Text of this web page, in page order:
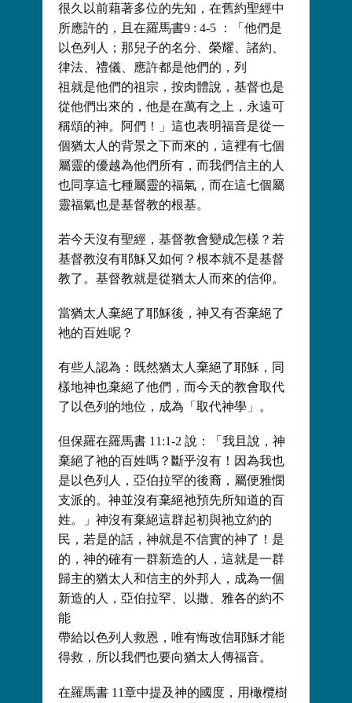
很久以前藉著多位的先知，在舊約聖經中
所應許的，且在羅馬書9 : 4-5 ：「他們是
以色列人；那兒子的名分、榮耀、諸約、
律法、禮儀、應許都是他們的，列
祖就是他們的祖宗，按肉體說，基督也是
從他們出來的，他是在萬有之上，永遠可
稱頌的神。阿們！」這也表明福音是從一
個猶太人的背景之下而來的，這裡有七個
屬靈的優越為他們所有，而我們信主的人
也同享這七種屬靈的福氣，而在這七個屬
靈福氣也是基督教的根基。
若今天沒有聖經，基督教會變成怎樣？若
基督教沒有耶穌又如何？根本就不是基督
教了。基督教就是從猶太人而來的信仰。
當猶太人棄絕了耶穌後，神又有否棄絕了
祂的百姓呢？
有些人認為：既然猶太人棄絕了耶穌，同
樣地神也棄絕了他們，而今天的教會取代
了以色列的地位，成為「取代神學」。
但保羅在羅馬書 11:1-2 說：「我且說，神
棄絕了祂的百姓嗎？斷乎沒有！因為我也
是以色列人，亞伯拉罕的後裔，屬便雅憫
支派的。神並沒有棄絕祂預先所知道的百
姓。」神沒有棄絕這群起初與祂立約的
民，若是的話，神就是不信實的神了！是
的，神的確有一群新造的人，這就是一群
歸主的猶太人和信主的外邦人，成為一個
新造的人，亞伯拉罕、以撒、雅各的約不
能
帶給以色列人救恩，唯有悔改信耶穌才能
得救，所以我們也要向猶太人傳福音。
在羅馬書 11章中提及神的國度，用橄欖樹